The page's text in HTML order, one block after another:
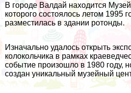
В городе Валдай находится
которого состоялось летом 1995
разместилась в здании ротонды.
Изначально удалось открыть
колокольчика в рамках
событие произошло в 1980 году,
создан уникальный музейный